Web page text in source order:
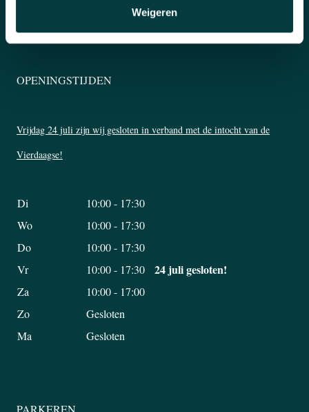
Weigeren
Klachtenregeling
OPENINGSTIJDEN
Vrijdag 24 juli zijn wij gesloten in verband met de intocht van de
Vierdaagse!
Di
10:00 - 17:30
Wo
10:00 - 17:30
Do
10:00 - 17:30
Vr
10:00 - 17:30 24 juli gesloten!
Za
10:00 - 17:00
Zo
Gesloten
Ma
Gesloten
PARKEREN